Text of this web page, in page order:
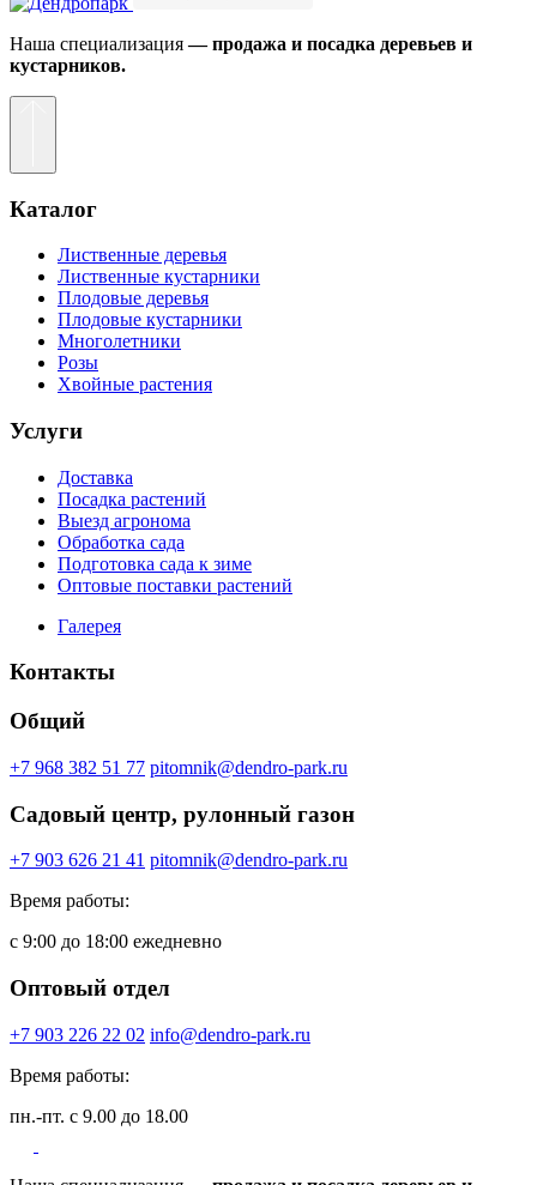
Наша специализация— продажа и посадка деревьев и
кустарников.
Каталог
Лиственные деревья
Лиственные кустарники
Плодовые деревья
Плодовые кустарники
Многолетники
Розы
Хвойные растения
Услуги
Доставка
Посадка растений
Выезд агронома
Обработка сада
Подготовка сада к зиме
Оптовые поставки растений
Галерея
Контакты
Общий
+7 968 382 51 77 pitomnik@dendro-park.ru
Садовый центр, рулонный газон
+7 903 626 21 41 pitomnik@dendro-park.ru
Время работы:
с 9:00 до 18:00 ежедневно
Оптовый отдел
+7 903 226 22 02 info@dendro-park.ru
Время работы:
пн.-пт. с 9.00 до 18.00